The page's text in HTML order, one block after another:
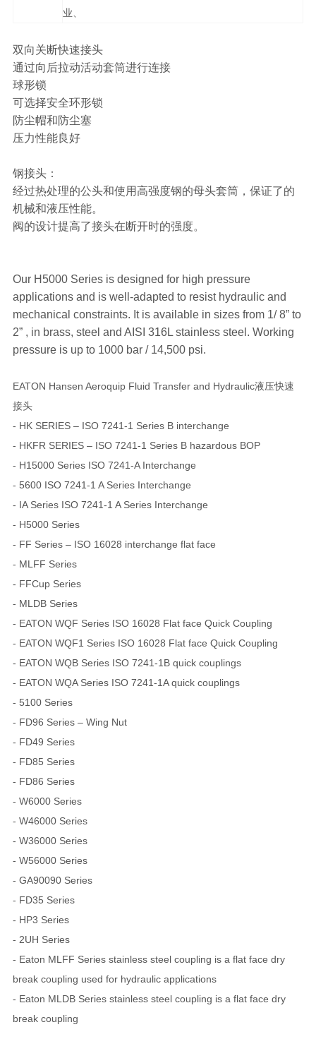
业、
双向关断快速接头
通过向后拉动活动套筒进行连接
球形锁
可选择安全环形锁
防尘帽和防尘塞
压力性能良好
钢接头：
经过热处理的公头和使用高强度钢的母头套筒，保证了的
机械和液压性能。
阀的设计提高了接头在断开时的强度。
Our H5000 Series is designed for high pressure
applications and is well-adapted to resist hydraulic and
mechanical constraints. It is available in sizes from 1/ 8” to
2” , in brass, steel and AISI 316L stainless steel. Working
pressure is up to 1000 bar / 14,500 psi.
EATON Hansen Aeroquip Fluid Transfer and Hydraulic液压快速
接头
- HK SERIES – ISO 7241-1 Series B interchange
- HKFR SERIES – ISO 7241-1 Series B hazardous BOP
- H15000 Series ISO 7241-A Interchange
- 5600 ISO 7241-1 A Series Interchange
- IA Series ISO 7241-1 A Series Interchange
- H5000 Series
- FF Series – ISO 16028 interchange flat face
- MLFF Series
- FFCup Series
- MLDB Series
- EATON WQF Series ISO 16028 Flat face Quick Coupling
- EATON WQF1 Series ISO 16028 Flat face Quick Coupling
- EATON WQB Series ISO 7241-1B quick couplings
- EATON WQA Series ISO 7241-1A quick couplings
- 5100 Series
- FD96 Series – Wing Nut
- FD49 Series
- FD85 Series
- FD86 Series
- W6000 Series
- W46000 Series
- W36000 Series
- W56000 Series
- GA90090 Series
- FD35 Series
- HP3 Series
- 2UH Series
- Eaton MLFF Series stainless steel coupling is a flat face dry
break coupling used for hydraulic applications
- Eaton MLDB Series stainless steel coupling is a flat face dry
break coupling